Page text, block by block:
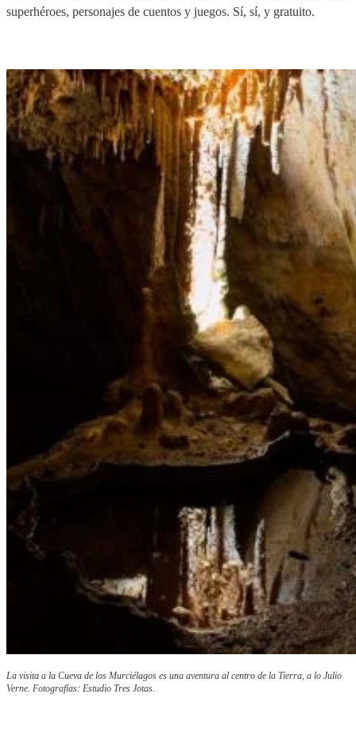
superhéroes, personajes de cuentos y juegos. Sí, sí, y gratuito.
La visita a la Cueva de los Murciélagos es una aventura al centro de la Tierra, a lo Julio
Verne. Fotografías: Estudio Tres Jotas.